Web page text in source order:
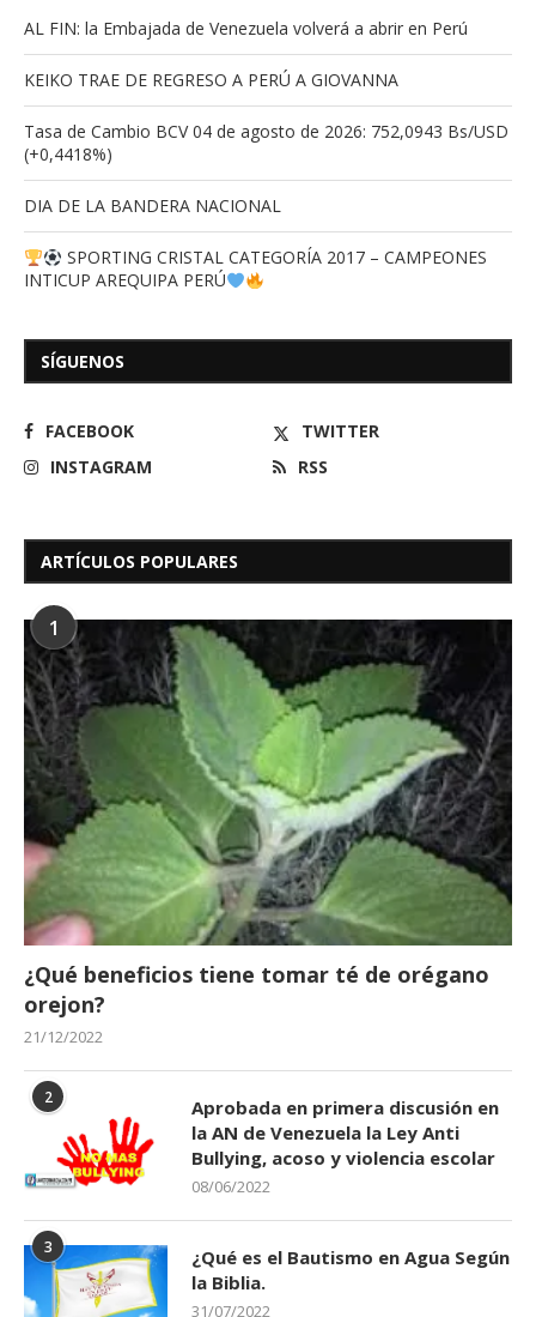
AL FIN: la Embajada de Venezuela volverá a abrir en Perú
KEIKO TRAE DE REGRESO A PERÚ A GIOVANNA
Tasa de Cambio BCV 04 de agosto de 2026: 752,0943 Bs/USD
(+0,4418%)
DIA DE LA BANDERA NACIONAL
SPORTING CRISTAL CATEGORÍA 2017 – CAMPEONES
INTICUP AREQUIPA PERÚ
SÍGUENOS
FACEBOOK
TWITTER
INSTAGRAM
RSS
ARTÍCULOS POPULARES
1
¿Qué beneficios tiene tomar té de orégano
orejon?
21/12/2022
2
Aprobada en primera discusión en
la AN de Venezuela la Ley Anti
Bullying, acoso y violencia escolar
08/06/2022
3
¿Qué es el Bautismo en Agua Según
la Biblia.
31/07/2022